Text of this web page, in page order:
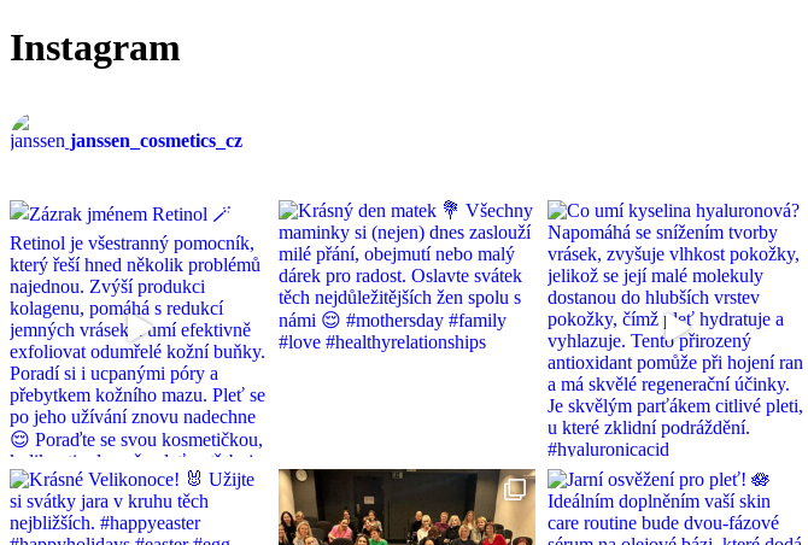
Instagram
janssen_cosmetics_cz